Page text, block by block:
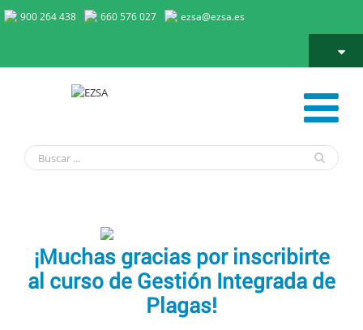
900 264 438 660 576 027 ezsa@ezsa.es
¡Muchas gracias por inscribirte
al curso de Gestión Integrada de
Plagas!